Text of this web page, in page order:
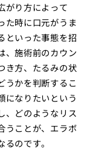
がり方によって
た時に口元がうま
といった事態を招
、施術前のカウン
き方、たるみの状
うかを判断するこ
になりたいという
、どのようなリス
うことが、エラボ
のです。